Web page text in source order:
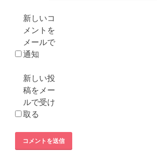
新しいコ
メントを
メールで
通知
新しい投
稿をメー
ルで受け
取る